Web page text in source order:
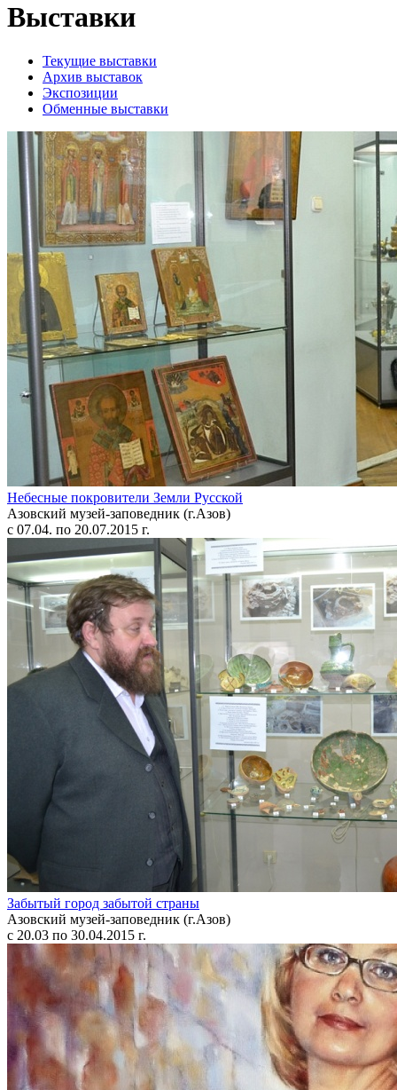
Выставки
Текущие выставки
Архив выставок
Экспозиции
Обменные выставки
Небесные покровители Земли Русской
Азовский музей-заповедник (г.Азов)
с 07.04. по 20.07.2015 г.
Забытый город забытой страны
Азовский музей-заповедник (г.Азов)
с 20.03 по 30.04.2015 г.